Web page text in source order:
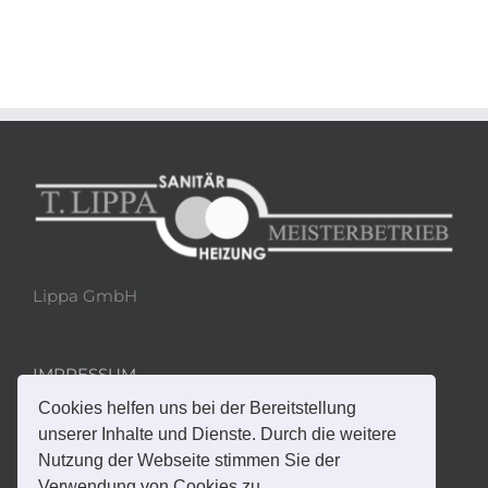
Cookies helfen uns bei der Bereitstellung
unserer Inhalte und Dienste. Durch die weitere
Nutzung der Webseite stimmen Sie der
Lippa GmbH
IMPRESSUM
DATENSCHUTZ